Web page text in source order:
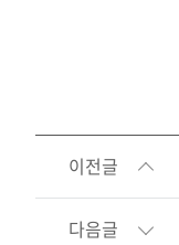
이전글
다음글